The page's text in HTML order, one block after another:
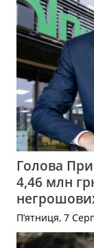
Голова
4,46 млн
П’ятниця, 7